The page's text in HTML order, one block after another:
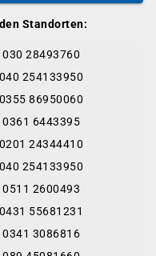
Standorten:
030 28493760
040 254133950
0355 86950060
0361 6443395
0201 24344410
040 254133950
0511 2600493
0431 55681231
0341 3086816